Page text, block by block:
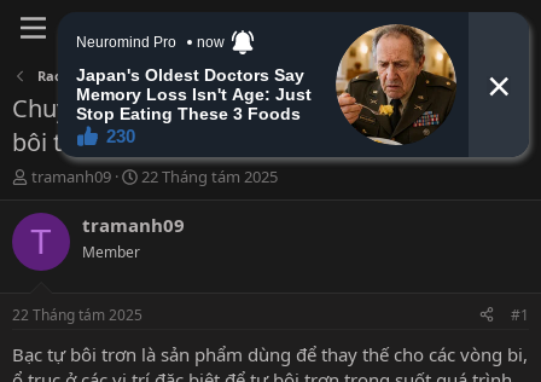
Đăng nhập Đăng ký
Rao vặt tổng hợp
Chuyên gia tư vấn, cung cấp các loại bạc tự
bôi trơn, bạc đồng tiết dầu
B
t
tramanh09
N
à
t
ầ
u
22 Tháng tám 2025
T tramanh09
Member
22 Tháng tám 2025 #1
Bạc tự bôi trơn là sản phẩm dùng để thay thế cho các vòng bi,